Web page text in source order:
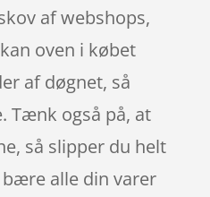
af webshops,
oven i købet
af døgnet, så
Tænk også på, at
så slipper du helt
alle din varer